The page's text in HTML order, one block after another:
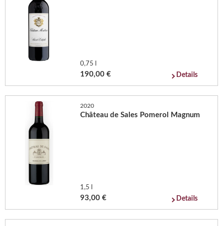
0,75 l
190,00 € Details
2020
Château de Sales Pomerol Magnum
1,5 l
93,00 € Details